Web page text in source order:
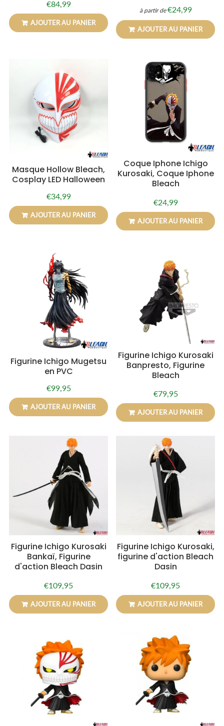
Prix
régulier
€84,99€84,99
AJOUTER AU PANIER
à partir dePrix
régulier
€24,99€24,99
AJOUTER AU PANIER
Masque Hollow Bleach,
Cosplay LED Halloween
Prix
régulier
€34,99€34,99
AJOUTER AU PANIER
Coque Iphone Ichigo
Kurosaki, Coque Iphone
Bleach
Prix
régulier
€24,99€24,99
AJOUTER AU PANIER
Figurine Ichigo Mugetsu
en PVC
Prix
régulier
€99,95€99,95
AJOUTER AU PANIER
Figurine Ichigo Kurosaki
Banpresto, Figurine
Bleach
Prix
régulier
€79,95€79,95
AJOUTER AU PANIER
Figurine Ichigo Kurosaki
Bankaï, Figurine
d'action Bleach Dasin
Prix
régulier
€109,95
AJOUTER AU PANIER
Figurine Ichigo Kurosaki,
figurine d'action Bleach
Dasin
Prix
régulier
€109,95
AJOUTER AU PANIER